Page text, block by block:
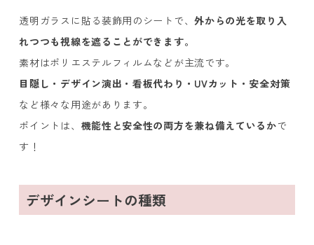
透明ガラスに貼る装飾用のシートで、外からの光を取り入
れつつも視線を遮ることができます。
素材はポリエステルフィルムなどが主流です。
目隠し・デザイン演出・看板代わり・UVカット・安全対策
など様々な用途があります。
ポイントは、 機能性と安全性の両方を兼ね備えているかで
す！
デザインシートの種類